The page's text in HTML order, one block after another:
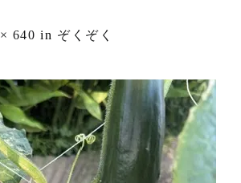
640 in ぞくぞく